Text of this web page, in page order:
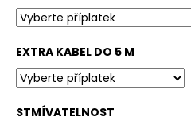
EXTRA KABEL DO 5 M
STMÍVATELNOST